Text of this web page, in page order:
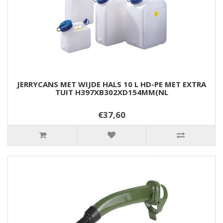
JERRYCANS MET WIJDE HALS 10 L HD-PE MET EXTRA
TUIT H397XB302XD154MM(NL
€37,60